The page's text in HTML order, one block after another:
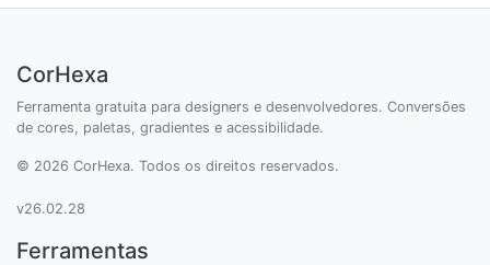
CorHexa
Ferramenta gratuita para designers e desenvolvedores. Conversões
de cores, paletas, gradientes e acessibilidade.
© 2026 CorHexa. Todos os direitos reservados.
v26.02.28
Ferramentas